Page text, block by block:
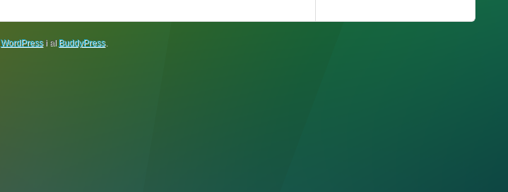
WordPressi al BuddyPress.